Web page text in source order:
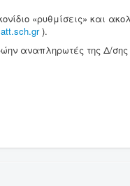
«ρυθμίσεις» και
).
αναπληρωτές της Δ/